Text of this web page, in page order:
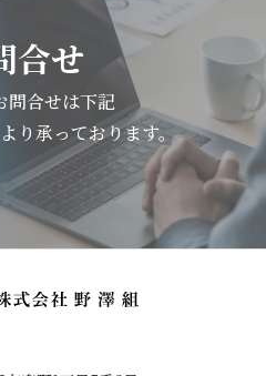
合せ
問合せは下記
り承っております。